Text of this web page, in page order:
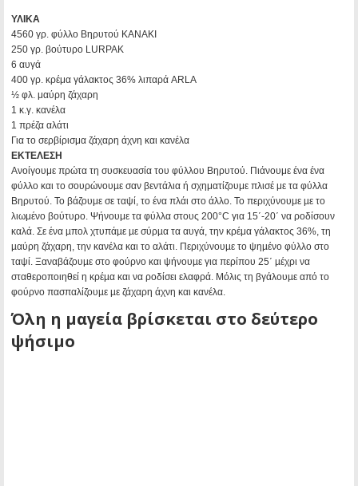
ΥΛΙΚΑ
4560 γρ. φύλλο Βηρυτού KANAKI
250 γρ. βούτυρο LURPAK
6 αυγά
400 γρ. κρέμα γάλακτος 36% λιπαρά ARLA
½ φλ. μαύρη ζάχαρη
1 κ.γ. κανέλα
1 πρέζα αλάτι
Για το σερβίρισμα ζάχαρη άχνη και κανέλα
ΕΚΤΕΛΕΣΗ
Ανοίγουμε πρώτα τη συσκευασία του φύλλου Βηρυτού. Πιάνουμε ένα ένα
φύλλο και το σουρώνουµε σαν βεντάλια ή σχηματίζουμε πλισέ με τα φύλλα
Βηρυτού. Το βάζουμε σε ταψί, το ένα πλάι στο άλλο. Το περιχύνουμε µε το
λιωμένο βούτυρο. Ψήνουμε τα φύλλα στους 200°C για 15΄-20΄ να ροδίσουν
καλά. Σε ένα µπολ χτυπάµε µε σύρµα τα αυγά, την κρέμα γάλακτος 36%, τη
µαύρη ζάχαρη, την κανέλα και το αλάτι. Περιχύνουµε το ψηµένο φύλλο στο
ταψί. Ξαναβάζουµε στο φούρνο και ψήνουµε για περίπου 25΄ µέχρι να
σταθεροποιηθεί η κρέµα και να ροδίσει ελαφρά. Μόλις τη βγάλουµε από το
φούρνο πασπαλίζουµε µε ζάχαρη άχνη και κανέλα.
Όλη η μαγεία βρίσκεται στο δεύτερο
ψήσιμο